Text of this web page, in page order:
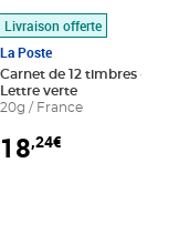
panier
Livraison offerte
La Poste
Carnet de 12 timbres - Le
Lettre verte
20g / France
18,24€